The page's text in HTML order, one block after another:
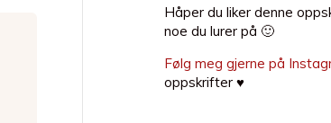
Håper du liker denne
noe du lurer på 🙂
Følg meg gjerne på
oppskrifter ♥